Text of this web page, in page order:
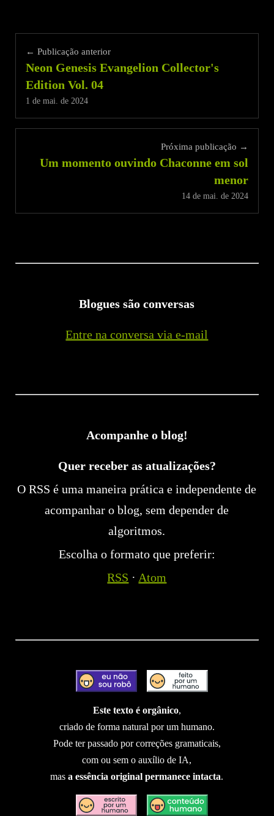
← Publicação anterior
Neon Genesis Evangelion Collector's
Edition Vol. 04
1 de mai. de 2024
Próxima publicação →
Um momento ouvindo Chaconne em sol
menor
14 de mai. de 2024
Blogues são conversas
Entre na conversa via e-mail
Acompanhe o blog!
Quer receber as atualizações?
O RSS é uma maneira prática e independente de
acompanhar o blog, sem depender de
algoritmos.
Escolha o formato que preferir:
RSS · Atom
Este texto é orgânico,
criado de forma natural por um humano.
Pode ter passado por correções gramaticais,
com ou sem o auxílio de IA,
masa essência original permanece intacta.